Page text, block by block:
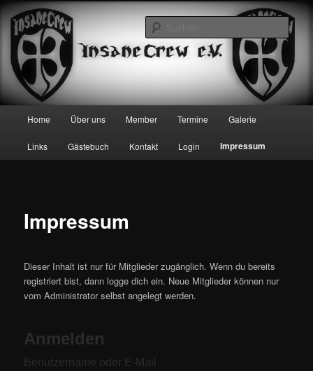
Zum
Inhalt
wechseln
Insane Crew
Herzlich willkommen bei der Insane Crew!
Home Über uns Member Termine Galerie
Links Gästebuch Kontakt Login Impressum
Impressum
Dieser Inhalt ist nur für Mitglieder zugänglich. Wenn du bereits
registriert bist, dann logge dich ein. Neue Mitglieder können nur
vom Administrator selbst angelegt werden.
Anmelden
Benutzername oder E-Mail